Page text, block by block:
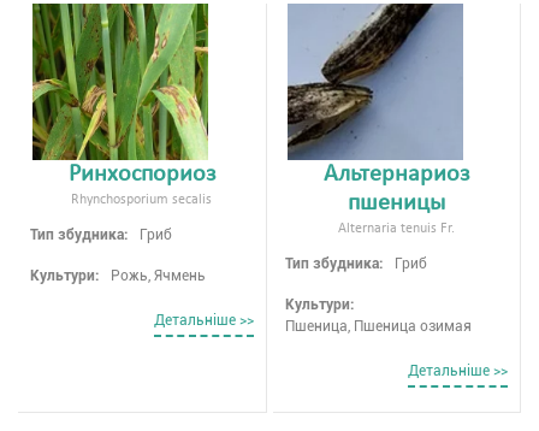
Ринхоспориоз
Rhynchosporium secalis
Тип збудника: Гриб
Культури: Рожь, Ячмень
Детальнiше >>
Альтернариоз
пшеницы
Alternaria tenuis Fr.
Тип збудника: Гриб
Культури:
Пшеница, Пшеница озимая
Детальнiше >>